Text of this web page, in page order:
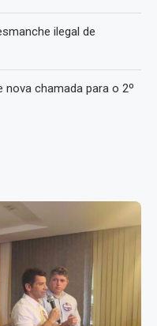
ilegal de
nova chamada para o 2º